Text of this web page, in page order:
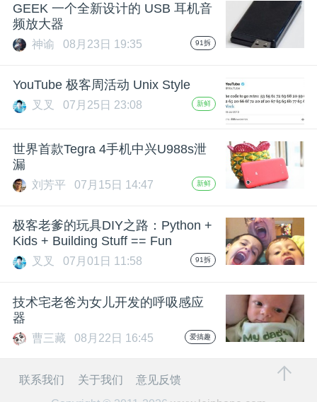
GAIR
题
爱
搞
机
GEEK 一个全新设计的 USB 耳机音
频放大器
神谕 08月23日 19:35 91拆
YouTube 极客周活动 Unix Style
叉叉 07月25日 23:08 新鲜
世界首款Tegra 4手机中兴U988s泄
漏
刘芳平 07月15日 14:47 新鲜
极客老爹的玩具DIY之路：Python +
Kids + Building Stuff == Fun
叉叉 07月01日 11:58 91拆
技术宅老爸为女儿开发的呼吸感应
器
曹三藏 08月22日 16:45 爱搞趣
联系我们 关于我们
意见反馈